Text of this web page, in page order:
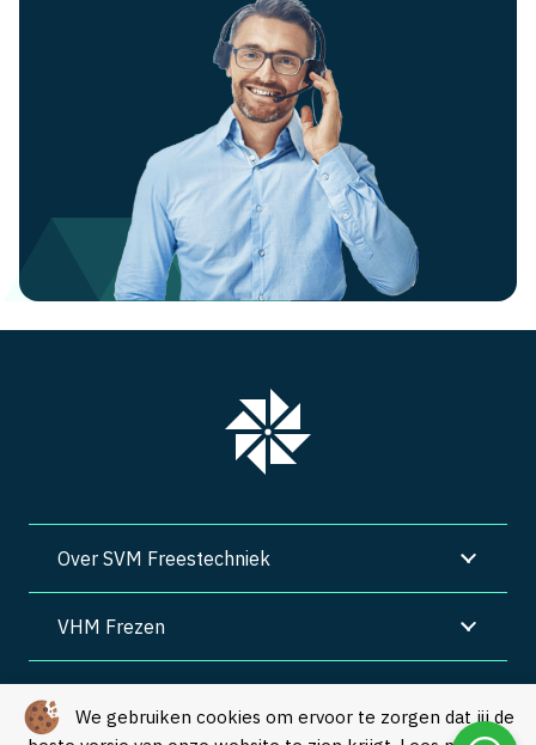
We gebruiken cookies om ervoor te zorgen dat jij de
Over SVM Freestechniek
VHM Frezen